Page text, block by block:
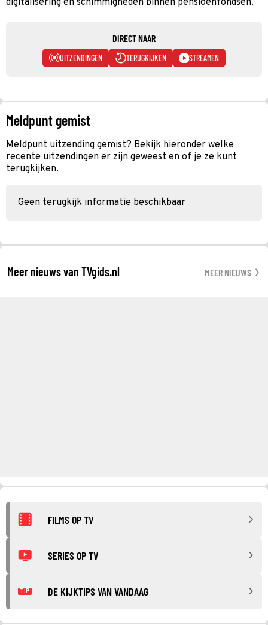
DIRECT NAAR
UITZENDINGEN TERUGKIJKEN STREAMEN
Meldpunt gemist
Meldpunt uitzending gemist? Bekijk hieronder welke
recente uitzendingen er zijn geweest en of je ze kunt
terugkijken.
Geen terugkijk informatie beschikbaar
Meer nieuws van TVgids.nl MEER NIEUWS
FILMS OP TV
SERIES OP TV
TIP DE KIJKTIPS VAN VANDAAG